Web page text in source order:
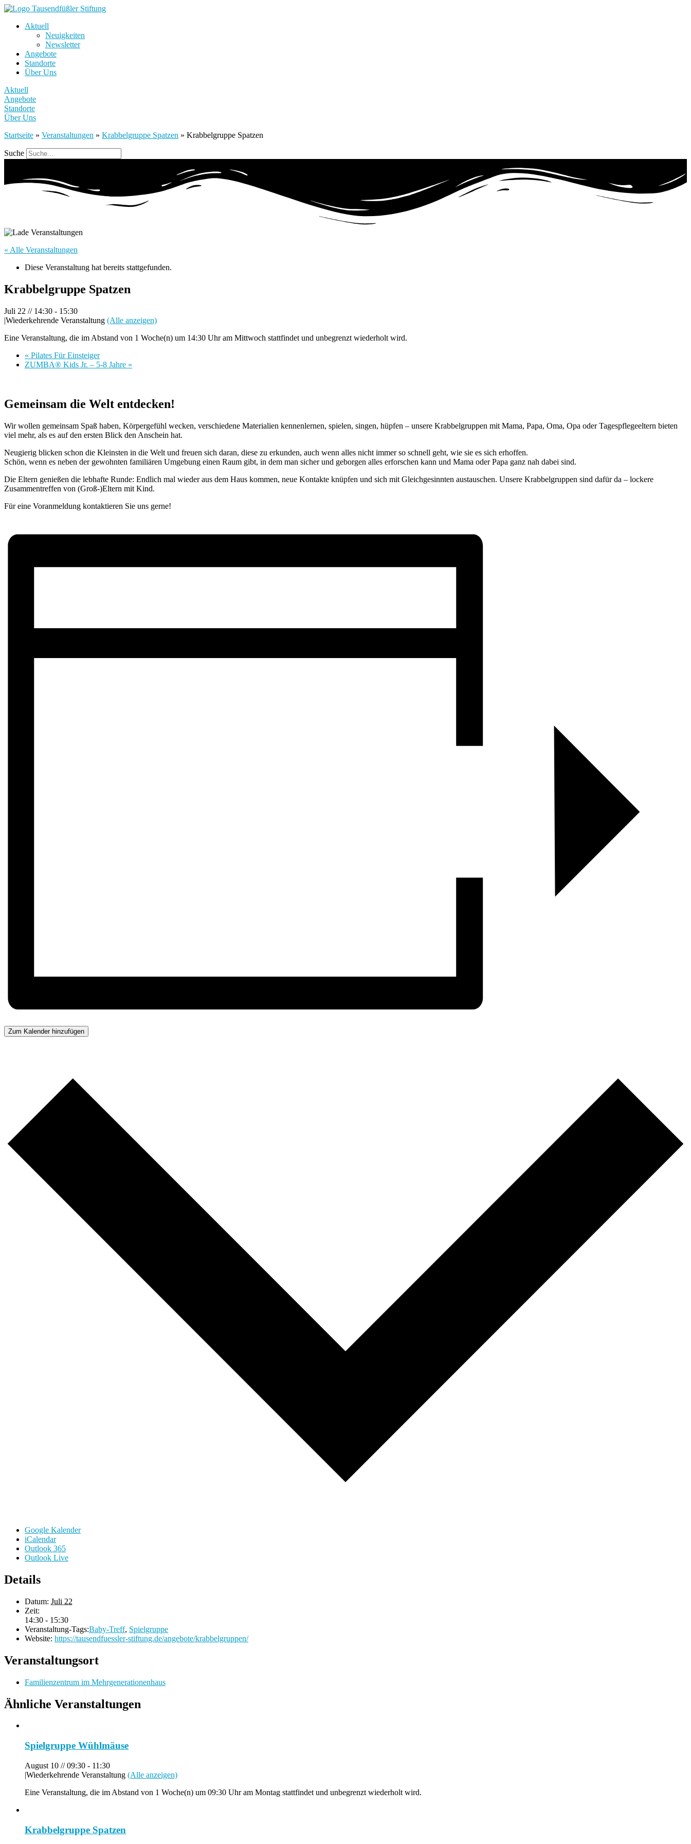
Aktuell
Neuigkeiten
Newsletter
Angebote
Standorte
Über Uns
Aktuell
Angebote
Standorte
Über Uns
Startseite » Veranstaltungen » Krabbelgruppe Spatzen » Krabbelgruppe Spatzen
Suche
« Alle Veranstaltungen
Diese Veranstaltung hat bereits stattgefunden.
Krabbelgruppe Spatzen
Juli 22 // 14:30 - 15:30
|Wiederkehrende Veranstaltung (Alle anzeigen)
Eine Veranstaltung, die im Abstand von 1 Woche(n) um 14:30 Uhr am Mittwoch stattfindet und unbegrenzt wiederholt wird.
« Pilates Für Einsteiger
ZUMBA® Kids Jr. – 5-8 Jahre »
Gemeinsam die Welt entdecken!
Wir wollen gemeinsam Spaß haben, Körpergefühl wecken, verschiedene Materialien kennenlernen, spielen, singen, hüpfen – unsere Krabbelgruppen mit Mama, Papa, Oma, Opa oder Tagespflegeeltern bieten
viel mehr, als es auf den ersten Blick den Anschein hat.
Neugierig blicken schon die Kleinsten in die Welt und freuen sich daran, diese zu erkunden, auch wenn alles nicht immer so schnell geht, wie sie es sich erhoffen.
Schön, wenn es neben der gewohnten familiären Umgebung einen Raum gibt, in dem man sicher und geborgen alles erforschen kann und Mama oder Papa ganz nah dabei sind.
Die Eltern genießen die lebhafte Runde: Endlich mal wieder aus dem Haus kommen, neue Kontakte knüpfen und sich mit Gleichgesinnten austauschen. Unsere Krabbelgruppen sind dafür da – lockere
Zusammentreffen von (Groß-)Eltern mit Kind.
Für eine Voranmeldung kontaktieren Sie uns gerne!
Zum Kalender hinzufügen
Google Kalender
iCalendar
Outlook 365
Outlook Live
Details
Datum: Juli 22
Zeit:
14:30 - 15:30
Veranstaltung-Tags:Baby-Treff, Spielgruppe
Website: https://tausendfuessler-stiftung.de/angebote/krabbelgruppen/
Veranstaltungsort
Familienzentrum im Mehrgenerationenhaus
Ähnliche Veranstaltungen
Spielgruppe Wühlmäuse
August 10 // 09:30 - 11:30
|Wiederkehrende Veranstaltung (Alle anzeigen)
Eine Veranstaltung, die im Abstand von 1 Woche(n) um 09:30 Uhr am Montag stattfindet und unbegrenzt wiederholt wird.
Krabbelgruppe Spatzen